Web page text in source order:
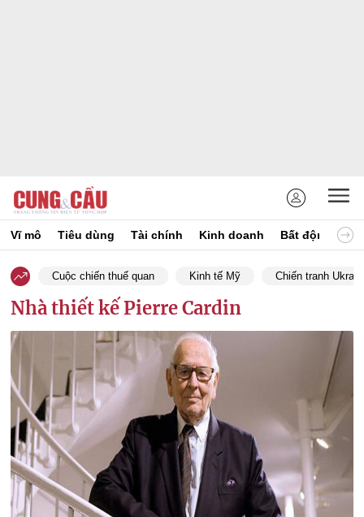
Vĩ mô Tiêu dùng Tài chính Kinh doanh Bất động sản
Cuộc chiến thuế quan Kinh tế Mỹ Chiến tranh
Nhà thiết kế Pierre Cardin